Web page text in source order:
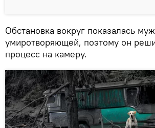
Обстановка вокруг показалась
умиротворяющей, поэтому он
процесс на камеру.